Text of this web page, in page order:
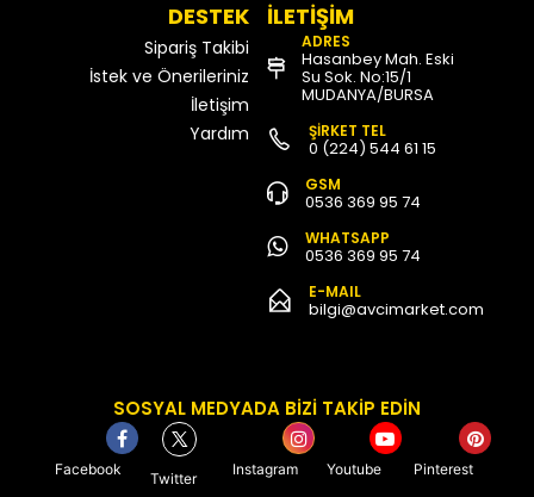
DESTEK
Sipariş Takibi
İstek ve Önerileriniz
İletişim
Yardım
İLETİŞİM
ADRES
Hasanbey Mah. Eski
Su Sok. No:15/1
MUDANYA/BURSA
ŞİRKET TEL
0 (224) 544 61 15
GSM
0536 369 95 74
WHATSAPP
0536 369 95 74
E-MAIL
bilgi@avcimarket.com
SOSYAL MEDYADA BİZİ TAKİP EDİN
Facebook
Twitter
Instagram Youtube Pinterest